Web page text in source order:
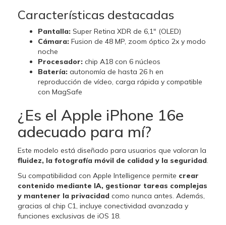
Características destacadas
Pantalla: Super Retina XDR de 6,1" (OLED)
Cámara: Fusion de 48 MP, zoom óptico 2x y modo
noche
Procesador: chip A18 con 6 núcleos
Batería: autonomía de hasta 26 h en
reproducción de vídeo, carga rápida y compatible
con MagSafe
¿Es el Apple iPhone 16e
adecuado para mí?
Este modelo está diseñado para usuarios que valoran la
fluidez, la fotografía móvil de calidad y la seguridad.
Su compatibilidad con Apple Intelligence permite crear
contenido mediante IA, gestionar tareas complejas
y mantener la privacidad como nunca antes. Además,
gracias al chip C1, incluye conectividad avanzada y
funciones exclusivas de iOS 18.